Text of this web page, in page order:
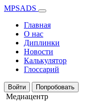
MPSADS
Главная
О нас
Диплинки
Новости
Калькулятор
Глоссарий
Войти Попробовать
Медиацентр